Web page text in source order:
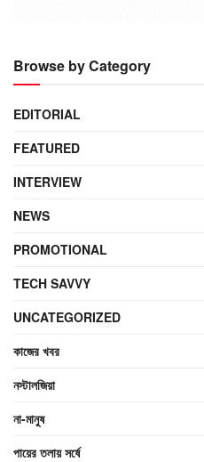
Browse by Category
EDITORIAL
FEATURED
INTERVIEW
NEWS
PROMOTIONAL
TECH SAVVY
UNCATEGORIZED
কাজের খবর
নস্টালজিয়া
না-মানুষ
পায়ের তলায় সর্ষে